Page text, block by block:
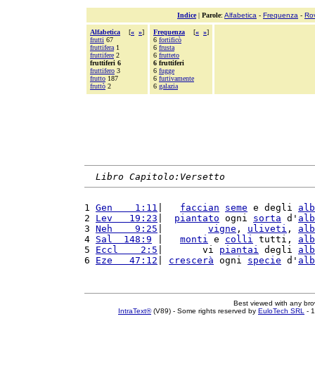
Indice| Parole: Alfabetica - Frequenza -
Alfabetica [« »]
frutti 67
fruttifera 1
fruttifere 2
fruttiferi 6
fruttifero 3
frutto 187
fruttò 2
Frequenza [« »]
6 fortificò
6 frusta
6 frutteto
6 fruttiferi
6 fugge
6 furtivamente
6 galazia
Libro Capitolo:Versetto
1 Gen    1:11 faccian seme e degli
2 Lev   19:23 piantato ogni sorta d'
3 Neh    9:25 vigne , uliveti ,
4 Sal  148:9 monti e colli tutti,
5 Eccl    2:5 |       vi piantai degli
6 Eze   47:12 crescerà ogni specie d'
Best viewed with any
IntraText®(V89) - Some rights reserved by EuloTech SRL -